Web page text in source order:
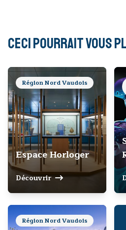
Ceci pourrait vous
Région Nord Vaudois
Espace Horloger
Découvrir
Région Nord Vaudois